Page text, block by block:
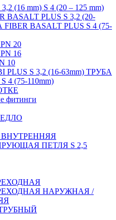
(16 mm) S 4 (20 – 125 mm)
BASALT PLUS S 3,2 (20-
BASALT PLUS S 4 (75-
20
16
10
PLUS S 3,2 (16-63mm) ТРУБА
4 (75-110mm)
фитинги
ПЕТЛЯ S 2,5
НАРУЖНАЯ /